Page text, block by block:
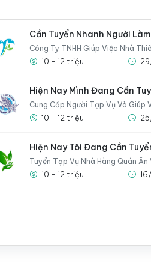
Công Ty TNHH Giúp Việc Nhà
10 - 12 triệu
Cung Cấp Người Tạp Vụ Và Giúp
10 - 12 triệu
Tuyển Tạp Vụ Nhà Hàng Quán Ăn
10 - 12 triệu